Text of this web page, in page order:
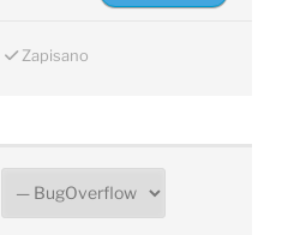
Zapisano